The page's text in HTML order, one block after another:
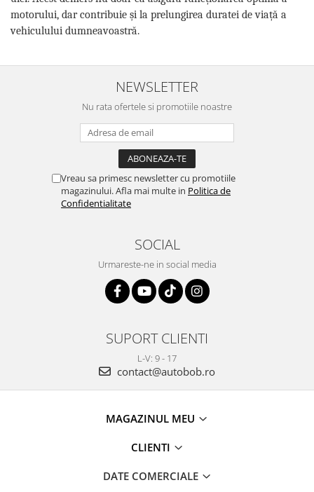
motorului, dar contribuie și la prelungirea duratei de viață a
vehiculului dumneavoastră.
NEWSLETTER
Nu rata ofertele si promotiile noastre
Vreau sa primesc newsletter cu promotiile
magazinului. Afla mai multe in Politica de
Confidentialitate
SOCIAL
Urmareste-ne in social media
SUPORT CLIENTI
L-V: 9 - 17
contact@autobob.ro
MAGAZINUL MEU
CLIENTI
DATE COMERCIALE